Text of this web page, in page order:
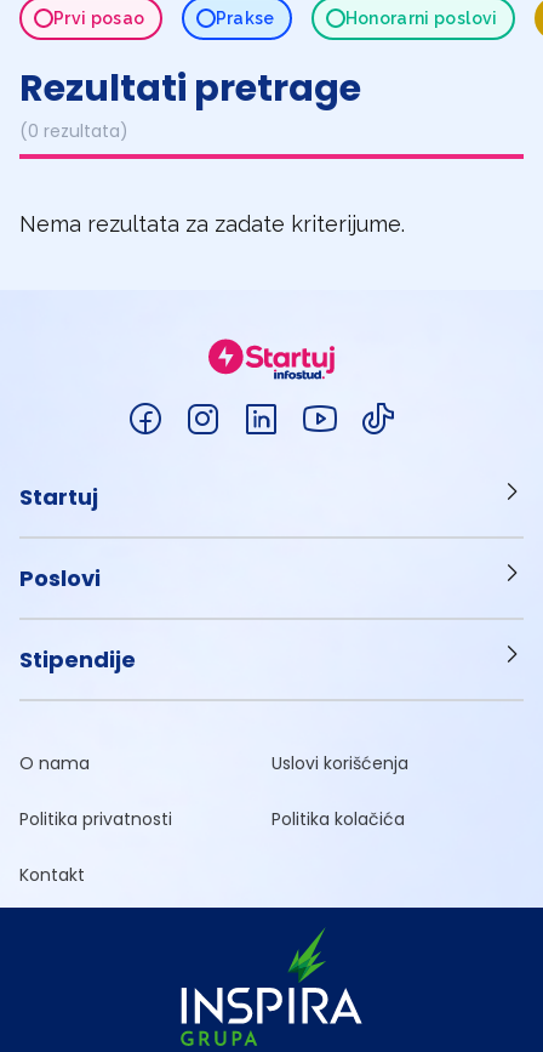
Prvi posao Prakse Honorarni poslovi
Rezultati pretrage
(0 rezultata)
Nema rezultata za zadate kriterijume.
Startuj
Poslovi
Stipendije
O nama Uslovi korišćenja
Politika privatnosti Politika kolačića
Kontakt